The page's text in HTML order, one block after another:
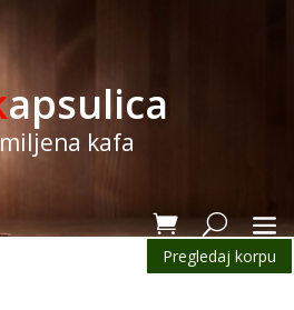
apsulica
kafa
Pregledaj korpu